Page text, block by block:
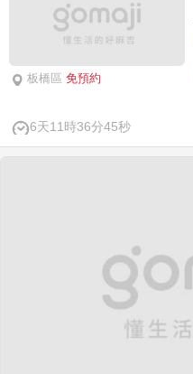
板橋區 免預約
6天11時36分45秒